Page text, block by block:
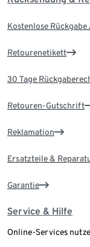
Kostenlose
Retourenetikett
30 Tage
Retouren-Gutschrift
Reklamation
Ersatzteile &
Garantie
Service & Hilfe
Online-Services